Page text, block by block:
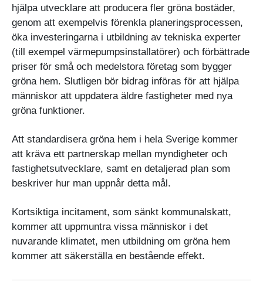
hjälpa utvecklare att producera fler gröna bostäder,
genom att exempelvis förenkla planeringsprocessen,
öka investeringarna i utbildning av tekniska experter
(till exempel värmepumpsinstallatörer) och förbättrade
priser för små och medelstora företag som bygger
gröna hem. Slutligen bör bidrag införas för att hjälpa
människor att uppdatera äldre fastigheter med nya
gröna funktioner.
Att standardisera gröna hem i hela Sverige kommer
att kräva ett partnerskap mellan myndigheter och
fastighetsutvecklare, samt en detaljerad plan som
beskriver hur man uppnår detta mål.
Kortsiktiga incitament, som sänkt kommunalskatt,
kommer att uppmuntra vissa människor i det
nuvarande klimatet, men utbildning om gröna hem
kommer att säkerställa en bestående effekt.